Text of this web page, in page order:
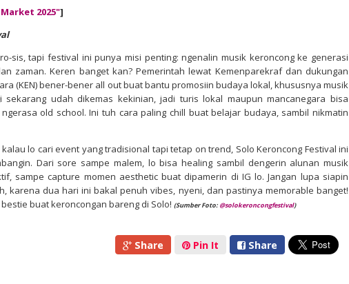
2025"]
sis, tapi festival ini punya misi penting: ngenalin musik keroncong ke generasi
zaman. Keren banget kan? Pemerintah lewat Kemenparekraf dan dukungan
(KEN) bener-bener all out buat bantu promosiin budaya lokal, khususnya musik
sekarang udah dikemas kekinian, jadi turis lokal maupun mancanegara bisa
old school. Ini tuh cara paling chill buat belajar budaya, sambil nikmatin
lo cari event yang tradisional tapi tetap on trend, Solo Keroncong Festival ini
Dari sore sampe malem, lo bisa healing sambil dengerin alunan musik
sampe capture momen aesthetic buat dipamerin di IG lo. Jangan lupa siapin
karena dua hari ini bakal penuh vibes, nyeni, dan pastinya memorable banget!
buat keroncongan bareng di Solo! (Sumber Foto: @solokeroncongfestival)
Share Pin It Share